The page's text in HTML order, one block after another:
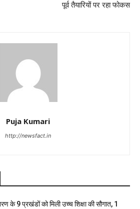
पूर्व तैयारियों पर रहा फोकस
Puja Kumari
http://newsfact.in
के 9 प्रखंडों को मिली उच्च शिक्षा की सौगात, 1